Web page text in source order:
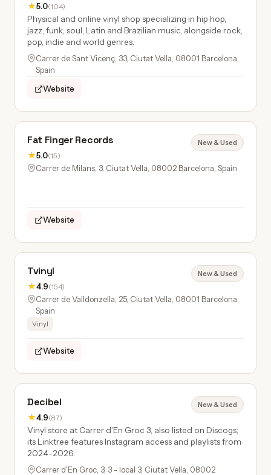
★5.0(104)
Physical and online vinyl shop specializing in hip hop,
jazz, funk, soul, Latin and Brazilian music, alongside rock,
pop, indie and world genres.
Carrer de Sant Vicenç, 33, Ciutat Vella, 08001 Barcelona,
Spain
Website
Fat Finger Records
★5.0(15)
New & Used
Carrer de Milans, 3, Ciutat Vella, 08002 Barcelona, Spain
Website
Tvinyl
★4.9(154)
New & Used
Carrer de Valldonzella, 25, Ciutat Vella, 08001 Barcelona,
Spain
Vinyl
Website
Decibel
★4.9(87)
New & Used
Vinyl store at Carrer d’En Groc 3, also listed on Discogs;
its Linktree features Instagram access and playlists from
2024–2026.
Carrer d'En Groc, 3, 3 - local 3, Ciutat Vella, 08002